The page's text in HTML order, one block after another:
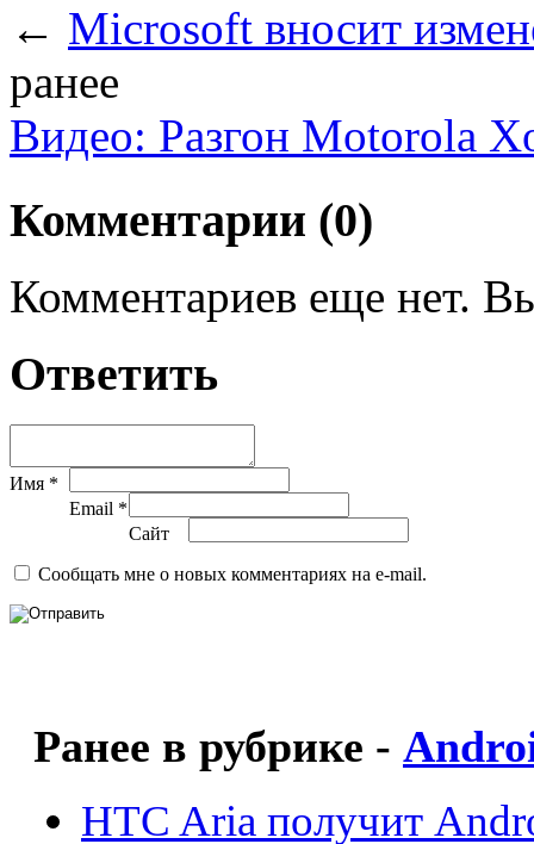
← Microsoft вносит
ранее
Видео: Разгон Motorola
Комментарии (0)
Комментариев еще нет.
Ответить
Имя *
Email *
Сайт
Сообщать мне о новых комментариях на e-mail.
Ранее в рубрике -
HTC Aria получит